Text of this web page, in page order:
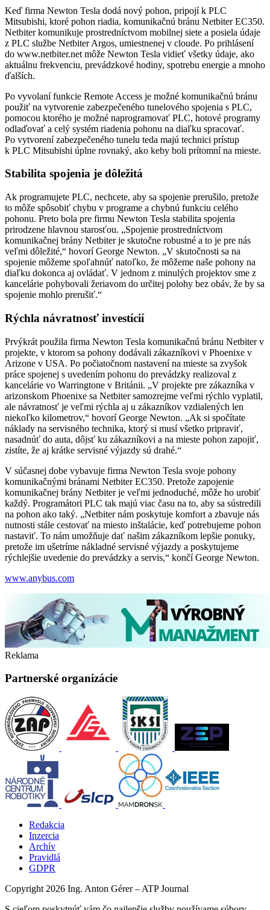
Keď firma Newton Tesla dodá nový pohon, pripojí k PLC
Mitsubishi, ktoré pohon riadia, komunikačnú bránu Netbiter EC350.
Netbiter komunikuje prostredníctvom mobilnej siete a posiela údaje
z PLC službe Netbiter Argos, umiestnenej v cloude. Po prihlásení
do www.netbiter.net môže Newton Tesla vidieť všetky údaje, ako
aktuál­nu frekvenciu, prevádzkové hodiny, spotrebu energie a mnoho
ďalších.
Po vyvolaní funkcie Remote Access je možné komunikačnú bránu
použiť na vytvorenie zabezpečeného tunelového spojenia s PLC,
pomocou ktorého je možné naprogramovať PLC, hotové programy
odlaďovať a celý systém riadenia pohonu na diaľku spracovať.
Po vytvorení zabezpečeného tunelu teda majú technici prístup
k PLC Mitsubishi úplne rovnaký, ako keby boli prítomní na mieste.
Stabilita spojenia je dôležitá
Ak programujete PLC, nechcete, aby sa spojenie prerušilo, pretože
to môže spôsobiť chybu v programe a chybnú funkciu celého
pohonu. Preto bola pre firmu Newton Tesla stabilita spojenia
prirodzene hlavnou starosťou. „Spojenie prostredníctvom
komunikačnej brány Netbiter je skutočne robustné a to je pre nás
veľmi dôležité,“ hovorí George Newton. „V skutočnosti sa na
spojenie môžeme spoľahnúť natoľko, že môžeme naše pohony na
diaľku dokonca aj ovládať. V jednom z minulých projektov sme z
kancelárie pohybovali žeriavom do určitej polohy bez obáv, že by sa
spojenie mohlo prerušiť.“
Rýchla návratnosť investícií
Prvýkrát použila firma Newton Tesla komunikačnú bránu Netbiter v
projekte, v ktorom sa pohony dodávali zákazníkovi v Phoenixe v
Arizone v USA. Po počiatočnom nastavení na mieste sa zvyšok
práce spojenej s uvedením pohonu do prevádzky realizoval z
kancelárie vo Warringtone v Británii. „V projekte pre zákazníka v
arizonskom Phoenixe sa Netbiter samozrejme veľmi rýchlo vyplatil,
ale návratnosť je veľmi rýchla aj u zákazníkov vzdialených len
niekoľko kilometrov,“ hovorí George Newton. „Ak si spočítate
náklady na servisného technika, ktorý si musí všetko pripraviť,
nasadnúť do auta, dôjsť ku zákazníkovi a na mieste pohon zapojiť,
zistíte, že aj krátke servisné výjazdy sú drahé.“
V súčasnej dobe vybavuje firma Newton Tesla svoje pohony
komunikačnými bránami Netbiter EC350. Pretože zapojenie
komunikačnej brány Netbiter je veľmi jednoduché, môže ho urobiť
každý. Programátori PLC tak majú viac času na to, aby sa sústredili
na pohon ako taký. „Netbiter nám poskytuje komfort a zbavuje nás
nutnosti stále cestovať na miesto inštalácie, keď potrebujeme pohon
nastaviť. To nám umožňuje dať našim zákazníkom lepšie ponuky,
pretože im ušetríme nákladné servisné výjazdy a poskytujeme
rýchlejšie uvedenie do prevádzky a servis,“ končí George Newton.
www.anybus.com
Reklama
Partnerské organizácie
Redakcia
Inzercia
Archív
Pravidlá
GDPR
Copyright 2026 Ing. Anton Gérer – ATP Journal